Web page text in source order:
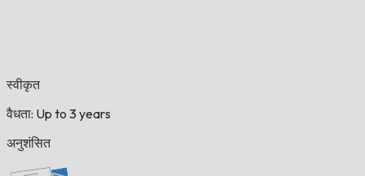
स्वीकृत
वैधता: Up to 3 years
अनुशंसित